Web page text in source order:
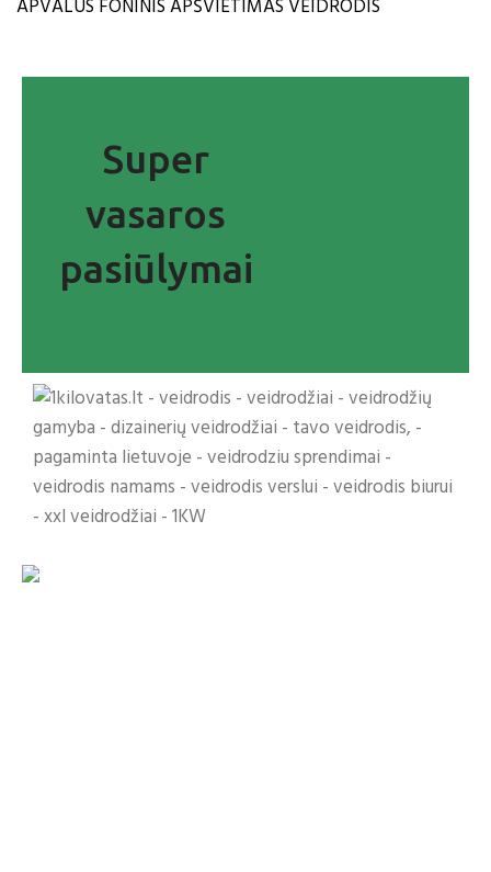
Šviečiantys veidrodžiai
Super
vasaros
pasiūlymai